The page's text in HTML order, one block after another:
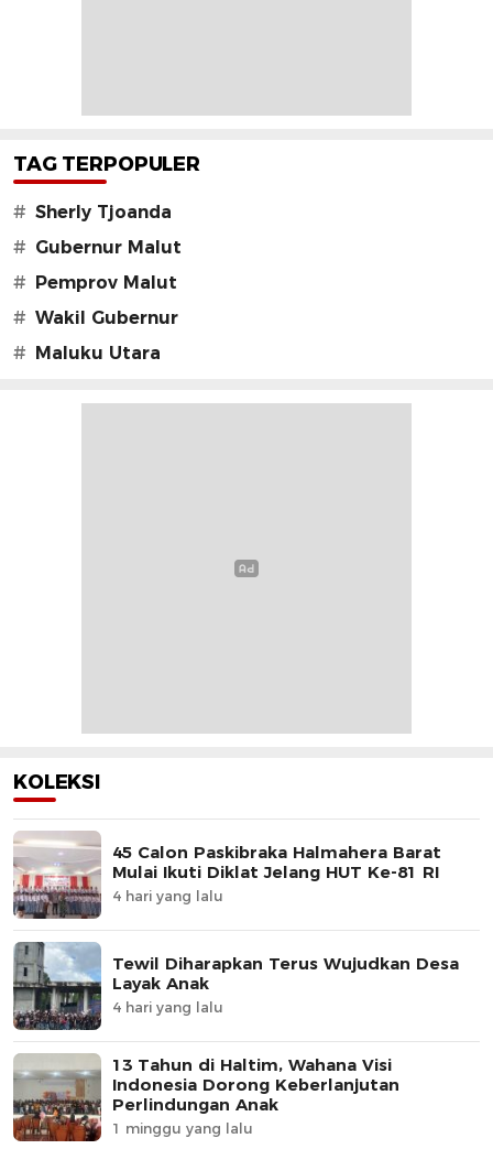
TAG TERPOPULER
# Sherly Tjoanda
# Gubernur Malut
# Pemprov Malut
# Wakil Gubernur
# Maluku Utara
KOLEKSI
45 Calon Paskibraka Halmahera Barat
Mulai Ikuti Diklat Jelang HUT Ke-81 RI
4 hari yang lalu
Tewil Diharapkan Terus Wujudkan Desa
Layak Anak
4 hari yang lalu
13 Tahun di Haltim, Wahana Visi
Indonesia Dorong Keberlanjutan
Perlindungan Anak
1 minggu yang lalu